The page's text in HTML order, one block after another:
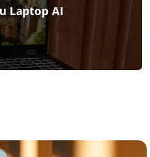
Laptop AI